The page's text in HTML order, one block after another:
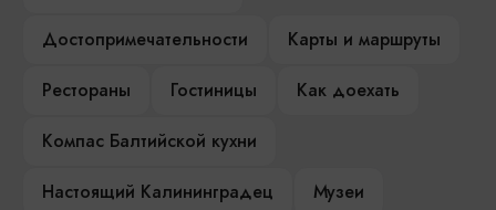
Достопримечательности
Карты и маршруты
Рестораны
Гостиницы
Как доехать
Компас Балтийской кухни
Настоящий Калининградец
Музеи